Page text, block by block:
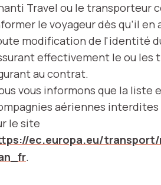
Travel ou le transporteur
le voyageur dès qu’il en
modification de l'identité
effectivement le ou les
au contrat.
vous informons que la liste
aériennes
le site
ec.europa.eu/
.